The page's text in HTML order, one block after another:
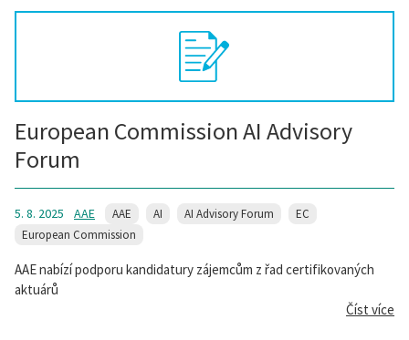
European Commission AI Advisory
Forum
5. 8. 2025 AAE AAE AI AI Advisory Forum
EC
European Commission
AAE nabízí podporu kandidatury zájemcům z řad certifikovaných
aktuárů
Číst více